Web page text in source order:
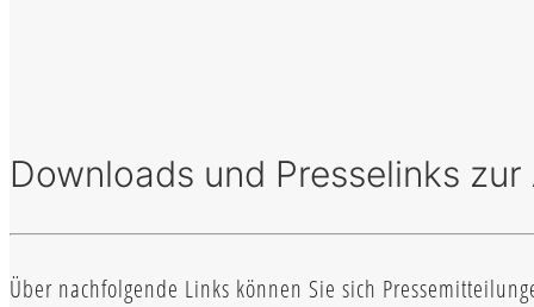
Downloads und Presselinks
Über nachfolgende Links können Sie sich